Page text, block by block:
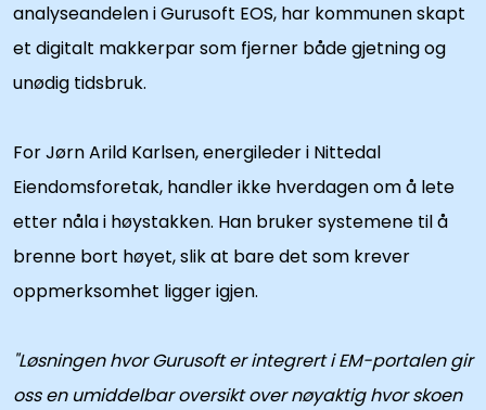
analyseandelen i Gurusoft EOS, har kommunen skapt
et digitalt makkerpar som fjerner både gjetning og
unødig tidsbruk.
For Jørn Arild Karlsen, energileder i Nittedal
Eiendomsforetak, handler ikke hverdagen om å lete
etter nåla i høystakken. Han bruker systemene til å
brenne bort høyet, slik at bare det som krever
oppmerksomhet ligger igjen.
"Løsningen hvor Gurusoft er integrert i EM-portalen gir
oss en umiddelbar oversikt over nøyaktig hvor skoen